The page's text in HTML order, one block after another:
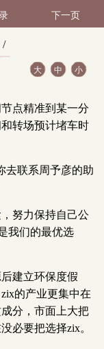
下一页
/
大 中 小
点精准到某一分
转场预计堵车时
去联系周予彦的助
努力保持自己公
我们的最优选
建立环保度假
的产业更集中在
分，市面上大把
必要把选择zix。